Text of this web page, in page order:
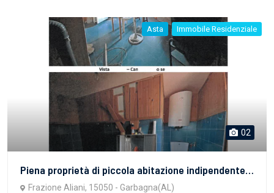
Asta Immobile Residenziale
02
Piena proprietà di piccola abitazione indipendente posta nel comune di Garbagna (AL), Fraz. Aliani.
Frazione Aliani, 15050 - Garbagna(AL)